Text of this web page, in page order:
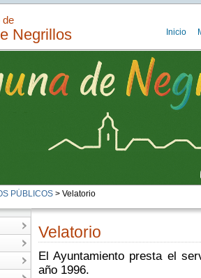
de
Negrillos Inicio
PÚBLICOS> Velatorio
Velatorio
El Ayuntamiento presta el
año 1996.